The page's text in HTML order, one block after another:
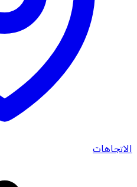
الاتجاهات